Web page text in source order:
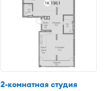
2-комнатная студия